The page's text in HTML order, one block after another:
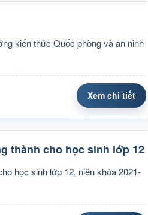
kiến thức Quốc phòng và an ninh
Xem chi tiết
thành cho học sinh lớp 12
học sinh lớp 12, niên khóa 2021-